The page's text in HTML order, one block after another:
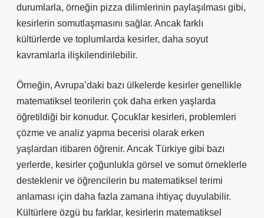
durumlarla, örneğin pizza dilimlerinin paylaşılması gibi,
kesirlerin somutlaşmasını sağlar. Ancak farklı
kültürlerde ve toplumlarda kesirler, daha soyut
kavramlarla ilişkilendirilebilir.
Örneğin, Avrupa’daki bazı ülkelerde kesirler genellikle
matematiksel teorilerin çok daha erken yaşlarda
öğretildiği bir konudur. Çocuklar kesirleri, problemleri
çözme ve analiz yapma becerisi olarak erken
yaşlardan itibaren öğrenir. Ancak Türkiye gibi bazı
yerlerde, kesirler çoğunlukla görsel ve somut örneklerle
desteklenir ve öğrencilerin bu matematiksel terimi
anlaması için daha fazla zamana ihtiyaç duyulabilir.
Kültürlere özgü bu farklar, kesirlerin matematiksel